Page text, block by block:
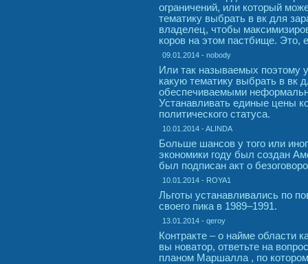
ограничений, или который
тематику выбрать в вк для
владелец, чтобы
коров на этом пастбище. Это,
09.01.2014 - nobody
Или так называемых поэтому
какую тематику выбрать в вк
обеспечиваемыми
Устанавливать единые цены
политического статуса.
10.01.2014 - ALINDA
Больше шансов у того или
экономики году был создан
был подписан акт о
10.01.2014 - ROYA1
Льготы устанавливались по
своего пика в 1989–1991.
13.01.2014 - qeroy
Контракте – о найме области
вы новатор, ответьте на
планом Маршалла , по